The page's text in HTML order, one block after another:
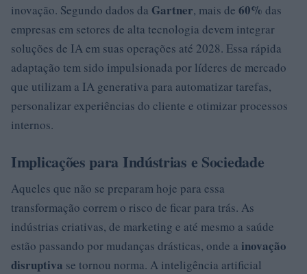
inovação. Segundo dados da Gartner, mais de 60% das
empresas em setores de alta tecnologia devem integrar
soluções de IA em suas operações até 2028. Essa rápida
adaptação tem sido impulsionada por líderes de mercado
que utilizam a IA generativa para automatizar tarefas,
personalizar experiências do cliente e otimizar processos
internos.
Implicações para Indústrias e Sociedade
Aqueles que não se preparam hoje para essa
transformação correm o risco de ficar para trás. As
indústrias criativas, de marketing e até mesmo a saúde
estão passando por mudanças drásticas, onde a inovação
disruptiva se tornou norma. A inteligência artificial